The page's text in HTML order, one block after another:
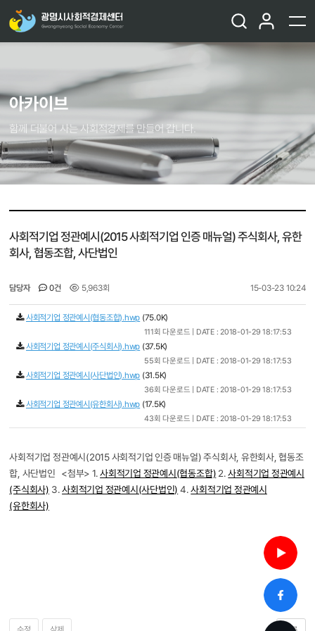
아카이브
함께 더불어 사는 사회적경제를 만들어 갑니다.
사회적기업 정관예시(2015 사회적기업 인증 매뉴얼) 주식회사, 유한
회사, 협동조합, 사단법인
담당자 0건 5,963회 15-03-23 10:24
사회적기업 정관예시(협동조합).hwp (75.0K)
111회 다운로드 | DATE : 2018-01-29 18:17:53
사회적기업 정관예시(주식회사).hwp (37.5K)
55회 다운로드 | DATE : 2018-01-29 18:17:53
사회적기업 정관예시(사단법인).hwp (31.5K)
36회 다운로드 | DATE : 2018-01-29 18:17:53
사회적기업 정관예시(유한회사).hwp (17.5K)
43회 다운로드 | DATE : 2018-01-29 18:17:53
사회적기업 정관예시(2015 사회적기업 인증 매뉴얼) 주식회사, 유한회사, 협동조
합, 사단법인 <첨부> 1.사회적기업 정관예시(협동조합) 2.사회적기업 정관예시
(주식회사) 3.사회적기업 정관예시(사단법인) 4.사회적기업 정관예시
(유한회사)